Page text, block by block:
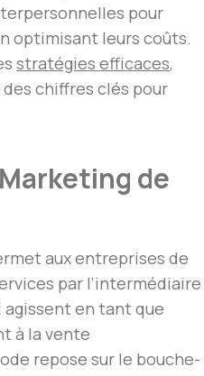
pour
optimisant leurs coûts.
stratégies efficaces,
chiffres clés pour
de
aux entreprises de
par l’intermédiaire
agissent en tant que
à la vente
repose sur le bouche-